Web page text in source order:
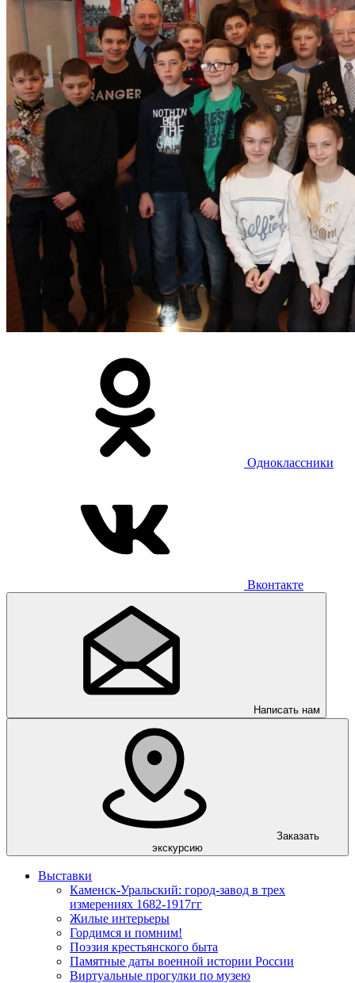
Одноклассники
Вконтакте
Написать нам
Заказать
экскурсию
Выставки
Каменск-Уральский: город-завод в трех
измерениях 1682-1917гг
Жилые интерьеры
Гордимся и помним!
Поэзия крестьянского быта
Памятные даты военной истории России
Виртуальные прогулки по музею